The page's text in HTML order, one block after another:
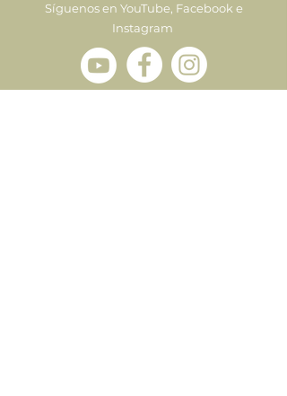
Síguenos en YouTube, Facebook e
Instagram